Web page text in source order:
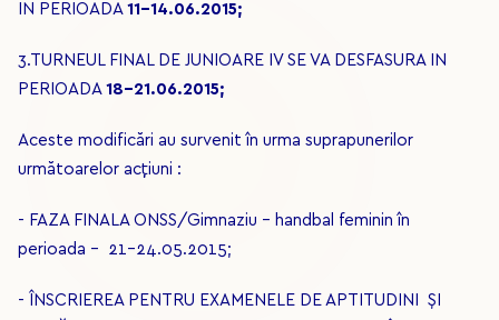
IN PERIOADA 11-14.06.2015;
3.TURNEUL FINAL DE JUNIOARE IV SE VA DESFASURA IN
PERIOADA 18-21.06.2015;
Aceste modificări au survenit în urma suprapunerilor
următoarelor acţiuni :
- FAZA FINALA ONSS/Gimnaziu – handbal feminin în
perioada - 21-24.05.2015;
- ÎNSCRIEREA PENTRU EXAMENELE DE APTITUDINI ŞI